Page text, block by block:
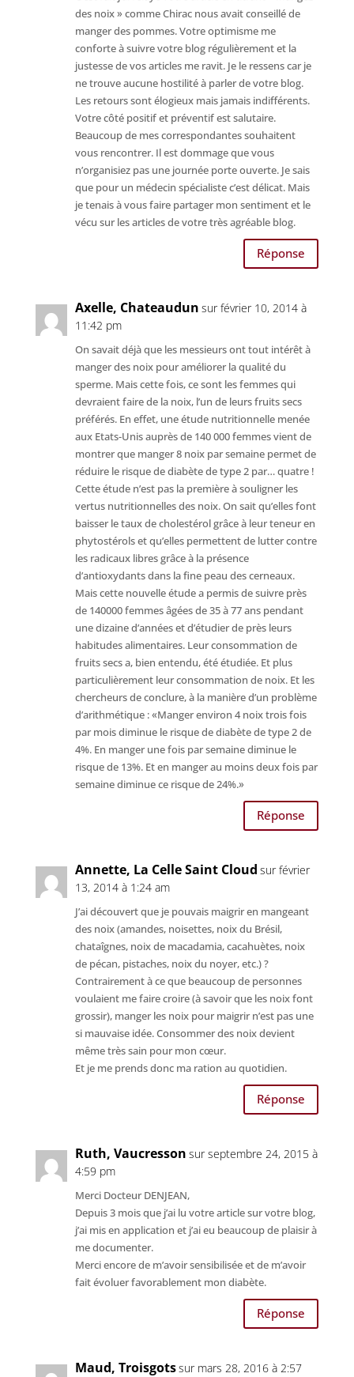
des noix » comme Chirac nous avait conseillé de
manger des pommes. Votre optimisme me
conforte à suivre votre blog régulièrement et la
justesse de vos articles me ravit. Je le ressens car je
ne trouve aucune hostilité à parler de votre blog.
Les retours sont élogieux mais jamais indifférents.
Votre côté positif et préventif est salutaire.
Beaucoup de mes correspondantes souhaitent
vous rencontrer. Il est dommage que vous
n’organisiez pas une journée porte ouverte. Je sais
que pour un médecin spécialiste c’est délicat. Mais
je tenais à vous faire partager mon sentiment et le
vécu sur les articles de votre très agréable blog.
Réponse
Axelle, Chateaudun sur février 10, 2014 à
11:42 pm
On savait déjà que les messieurs ont tout intérêt à
manger des noix pour améliorer la qualité du
sperme. Mais cette fois, ce sont les femmes qui
devraient faire de la noix, l’un de leurs fruits secs
préférés. En effet, une étude nutritionnelle menée
aux Etats-Unis auprès de 140 000 femmes vient de
montrer que manger 8 noix par semaine permet de
réduire le risque de diabète de type 2 par… quatre !
Cette étude n’est pas la première à souligner les
vertus nutritionnelles des noix. On sait qu’elles font
baisser le taux de cholestérol grâce à leur teneur en
phytostérols et qu’elles permettent de lutter contre
les radicaux libres grâce à la présence
d’antioxydants dans la fine peau des cerneaux.
Mais cette nouvelle étude a permis de suivre près
de 140000 femmes âgées de 35 à 77 ans pendant
une dizaine d’années et d’étudier de près leurs
habitudes alimentaires. Leur consommation de
fruits secs a, bien entendu, été étudiée. Et plus
particulièrement leur consommation de noix. Et les
chercheurs de conclure, à la manière d’un problème
d’arithmétique : «Manger environ 4 noix trois fois
par mois diminue le risque de diabète de type 2 de
4%. En manger une fois par semaine diminue le
risque de 13%. Et en manger au moins deux fois par
semaine diminue ce risque de 24%.»
Réponse
Annette, La Celle Saint Cloud sur février
13, 2014 à 1:24 am
J’ai découvert que je pouvais maigrir en mangeant
des noix (amandes, noisettes, noix du Brésil,
chataîgnes, noix de macadamia, cacahuètes, noix
de pécan, pistaches, noix du noyer, etc.) ?
Contrairement à ce que beaucoup de personnes
voulaient me faire croire (à savoir que les noix font
grossir), manger les noix pour maigrir n’est pas une
si mauvaise idée. Consommer des noix devient
même très sain pour mon cœur.
Et je me prends donc ma ration au quotidien.
Réponse
Ruth, Vaucresson sur septembre 24, 2015 à
4:59 pm
Merci Docteur DENJEAN,
Depuis 3 mois que j’ai lu votre article sur votre blog,
j’ai mis en application et j’ai eu beaucoup de plaisir à
me documenter.
Merci encore de m’avoir sensibilisée et de m’avoir
fait évoluer favorablement mon diabète.
Réponse
Maud, Troisgotssur mars 28, 2016 à 2:57